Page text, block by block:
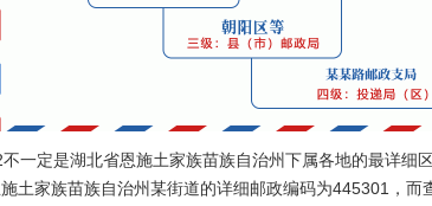
一定是湖北省恩施土家族苗族自治州下属各地的最详细
土家族苗族自治州某街道的详细邮政编码为445301，而